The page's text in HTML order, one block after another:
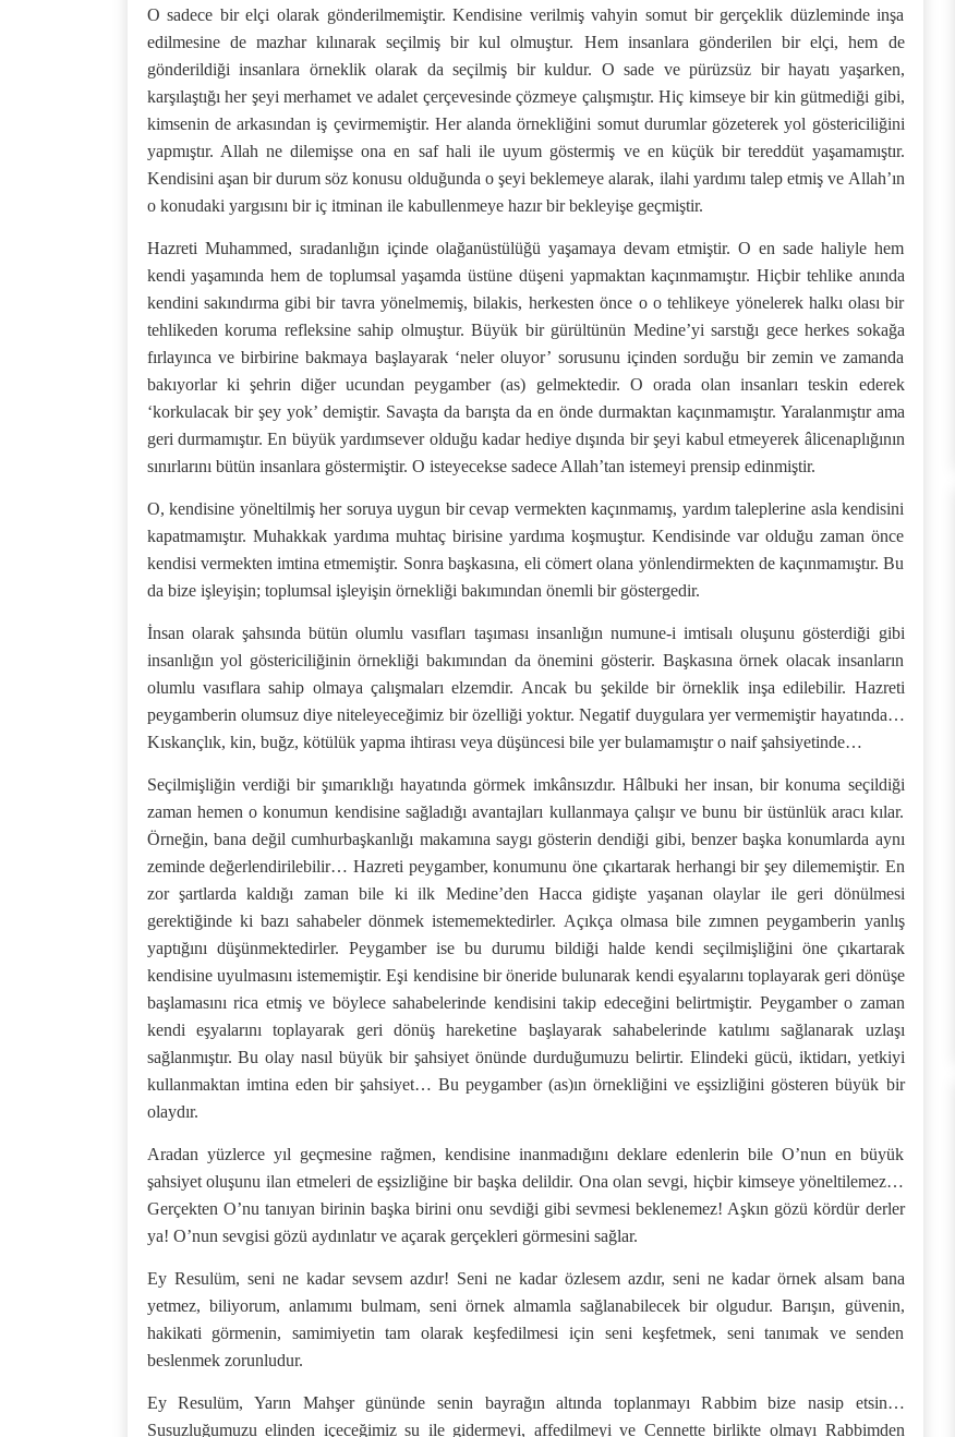
O sadece bir elçi olarak gönderilmemiştir. Kendisine verilmiş vahyin somut bir gerçeklik düzleminde inşa
edilmesine de mazhar kılınarak seçilmiş bir kul olmuştur. Hem insanlara gönderilen bir elçi, hem de
gönderildiği insanlara örneklik olarak da seçilmiş bir kuldur. O sade ve pürüzsüz bir hayatı yaşarken,
karşılaştığı her şeyi merhamet ve adalet çerçevesinde çözmeye çalışmıştır. Hiç kimseye bir kin gütmediği gibi,
kimsenin de arkasından iş çevirmemiştir. Her alanda örnekliğini somut durumlar gözeterek yol göstericiliğini
yapmıştır. Allah ne dilemişse ona en saf hali ile uyum göstermiş ve en küçük bir tereddüt yaşamamıştır.
Kendisini aşan bir durum söz konusu olduğunda o şeyi beklemeye alarak, ilahi yardımı talep etmiş ve Allah’ın
o konudaki yargısını bir iç itminan ile kabullenmeye hazır bir bekleyişe geçmiştir.
Hazreti Muhammed, sıradanlığın içinde olağanüstülüğü yaşamaya devam etmiştir. O en sade haliyle hem
kendi yaşamında hem de toplumsal yaşamda üstüne düşeni yapmaktan kaçınmamıştır. Hiçbir tehlike anında
kendini sakındırma gibi bir tavra yönelmemiş, bilakis, herkesten önce o o tehlikeye yönelerek halkı olası bir
tehlikeden koruma refleksine sahip olmuştur. Büyük bir gürültünün Medine’yi sarstığı gece herkes sokağa
fırlayınca ve birbirine bakmaya başlayarak ‘neler oluyor’ sorusunu içinden sorduğu bir zemin ve zamanda
bakıyorlar ki şehrin diğer ucundan peygamber (as) gelmektedir. O orada olan insanları teskin ederek
‘korkulacak bir şey yok’ demiştir. Savaşta da barışta da en önde durmaktan kaçınmamıştır. Yaralanmıştır ama
geri durmamıştır. En büyük yardımsever olduğu kadar hediye dışında bir şeyi kabul etmeyerek âlicenaplığının
sınırlarını bütün insanlara göstermiştir. O isteyecekse sadece Allah’tan istemeyi prensip edinmiştir.
O, kendisine yöneltilmiş her soruya uygun bir cevap vermekten kaçınmamış, yardım taleplerine asla kendisini
kapatmamıştır. Muhakkak yardıma muhtaç birisine yardıma koşmuştur. Kendisinde var olduğu zaman önce
kendisi vermekten imtina etmemiştir. Sonra başkasına, eli cömert olana yönlendirmekten de kaçınmamıştır. Bu
da bize işleyişin; toplumsal işleyişin örnekliği bakımından önemli bir göstergedir.
İnsan olarak şahsında bütün olumlu vasıfları taşıması insanlığın numune-i imtisalı oluşunu gösterdiği gibi
insanlığın yol göstericiliğinin örnekliği bakımından da önemini gösterir. Başkasına örnek olacak insanların
olumlu vasıflara sahip olmaya çalışmaları elzemdir. Ancak bu şekilde bir örneklik inşa edilebilir. Hazreti
peygamberin olumsuz diye niteleyeceğimiz bir özelliği yoktur. Negatif duygulara yer vermemiştir hayatında…
Kıskançlık, kin, buğz, kötülük yapma ihtirası veya düşüncesi bile yer bulamamıştır o naif şahsiyetinde…
Seçilmişliğin verdiği bir şımarıklığı hayatında görmek imkânsızdır. Hâlbuki her insan, bir konuma seçildiği
zaman hemen o konumun kendisine sağladığı avantajları kullanmaya çalışır ve bunu bir üstünlük aracı kılar.
Örneğin, bana değil cumhurbaşkanlığı makamına saygı gösterin dendiği gibi, benzer başka konumlarda aynı
zeminde değerlendirilebilir… Hazreti peygamber, konumunu öne çıkartarak herhangi bir şey dilememiştir. En
zor şartlarda kaldığı zaman bile ki ilk Medine’den Hacca gidişte yaşanan olaylar ile geri dönülmesi
gerektiğinde ki bazı sahabeler dönmek istememektedirler. Açıkça olmasa bile zımnen peygamberin yanlış
yaptığını düşünmektedirler. Peygamber ise bu durumu bildiği halde kendi seçilmişliğini öne çıkartarak
kendisine uyulmasını istememiştir. Eşi kendisine bir öneride bulunarak kendi eşyalarını toplayarak geri dönüşe
başlamasını rica etmiş ve böylece sahabelerinde kendisini takip edeceğini belirtmiştir. Peygamber o zaman
kendi eşyalarını toplayarak geri dönüş hareketine başlayarak sahabelerinde katılımı sağlanarak uzlaşı
sağlanmıştır. Bu olay nasıl büyük bir şahsiyet önünde durduğumuzu belirtir. Elindeki gücü, iktidarı, yetkiyi
kullanmaktan imtina eden bir şahsiyet… Bu peygamber (as)ın örnekliğini ve eşsizliğini gösteren büyük bir
olaydır.
Aradan yüzlerce yıl geçmesine rağmen, kendisine inanmadığını deklare edenlerin bile O’nun en büyük
şahsiyet oluşunu ilan etmeleri de eşsizliğine bir başka delildir. Ona olan sevgi, hiçbir kimseye yöneltilemez…
Gerçekten O’nu tanıyan birinin başka birini onu sevdiği gibi sevmesi beklenemez! Aşkın gözü kördür derler
ya! O’nun sevgisi gözü aydınlatır ve açarak gerçekleri görmesini sağlar.
Ey Resulüm, seni ne kadar sevsem azdır! Seni ne kadar özlesem azdır, seni ne kadar örnek alsam bana
yetmez, biliyorum, anlamımı bulmam, seni örnek almamla sağlanabilecek bir olgudur. Barışın, güvenin,
hakikati görmenin, samimiyetin tam olarak keşfedilmesi için seni keşfetmek, seni tanımak ve senden
beslenmek zorunludur.
Ey Resulüm, Yarın Mahşer gününde senin bayrağın altında toplanmayı Rabbim bize nasip etsin…
Susuzluğumuzu elinden içeceğimiz su ile gidermeyi, affedilmeyi ve Cennette birlikte olmayı Rabbimden